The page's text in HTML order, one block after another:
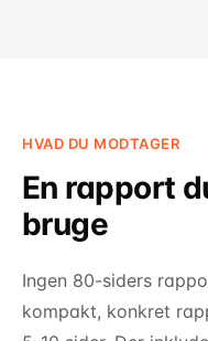
HVAD DU MODTAGER
En rapport
bruge
Ingen 80-siders
kompakt, konkret